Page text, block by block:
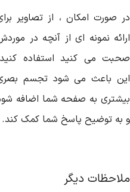
صورت امکان ، از تصاویر برای
نمونه ای از آنچه در موردش
می کنید استفاده کنید.
باعث می شود تجسم بصری
به صفحه شما اضافه شود
به توضیح پاسخ شما کمک کند.
دیگر